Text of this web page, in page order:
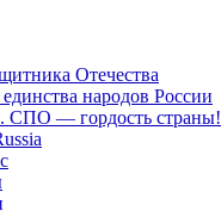
Отечества
народов России
СПО — гордость страны!